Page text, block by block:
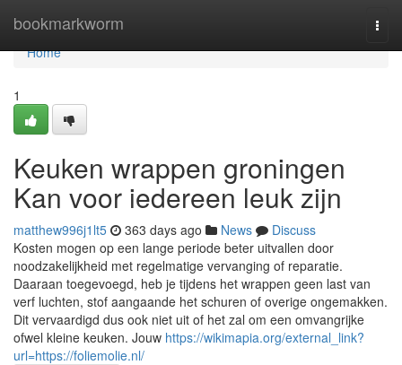
bookmarkworm
Home
Home
1
Keuken wrappen groningen
Kan voor iedereen leuk zijn
matthew996j1lt5 363 days ago News
Discuss
Kosten mogen op een lange periode beter uitvallen door
noodzakelijkheid met regelmatige vervanging of reparatie.
Daaraan toegevoegd, heb je tijdens het wrappen geen last van
verf luchten, stof aangaande het schuren of overige ongemakken.
Dit vervaardigd dus ook niet uit of het zal om een omvangrijke
ofwel kleine keuken. Jouw https://wikimapia.org/external_link?
url=https://foliemolie.nl/